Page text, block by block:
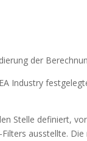
der
Industry
Stelle definiert,
ausstellte.